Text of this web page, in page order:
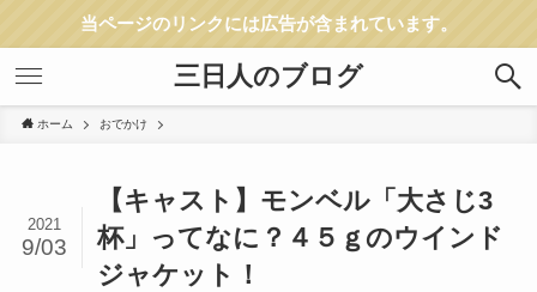
当ページのリンクには広告が含まれています。
三日人のブログ
ホーム おでかけ
【キャスト】モンベル「大さじ3
杯」ってなに？４５ｇのウインド
ジャケット！
2021
9/03